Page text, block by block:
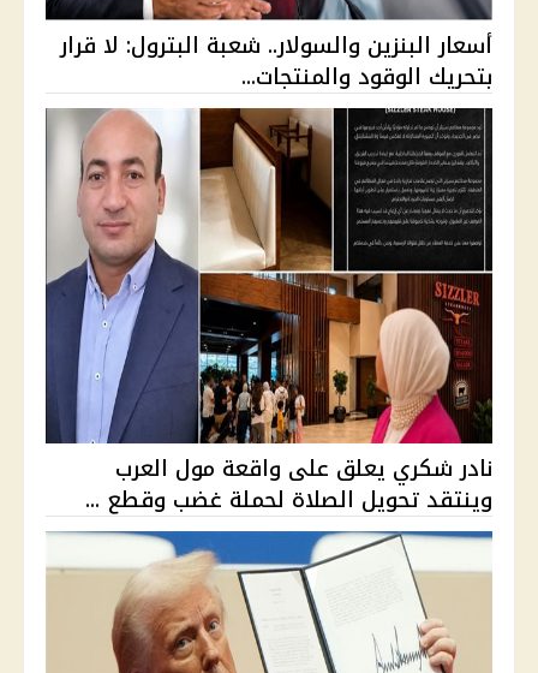
أسعار البنزين والسولار.. شعبة البترول: لا قرار
بتحريك الوقود والمنتجات...
نادر شكري يعلق على واقعة مول العرب
وينتقد تحويل الصلاة لحملة غضب وقطع ...